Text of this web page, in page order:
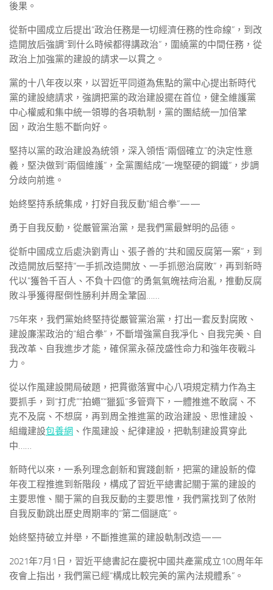
後果。
從新中國成立后提出“政治任務是一切經濟任務的性命線”，到改
造開放后強調“到什么時候都得講政治”，圍繞黨的中間任務，從
政治上加強黨的建設的請求一以貫之。
黨的十八年夜以來，以習近平同道為焦點的黨中心提出新時代
黨的建設總請求，強調把黨的政治建設擺在首位，健全維護黨
中心權威和集中統一領導的各項軌制，黨的團結統一加倍鞏
固，政治生態不斷向好。
堅持以黨的政治建設為統領，深入領悟“兩個確立”的決定性意
義，堅決做到“兩個維護”，全黨團結成“一塊堅硬的鋼鐵”，步調
分歧向前進。
始終堅持系統集成，打好自我反動“組合拳”——
勇于自我反動，從嚴管黨治黨，是我們黨最鮮明的品德。
從新中國成立后處決劉青山、張子善的“共和國反腐第一案”，到
改造開放后堅持“一手抓改造開放、一手抓懲治腐敗”，再到新時
代以“獲咎千百人、不負十四億”的勇氣氣魄祛疴治亂，推動反腐
敗斗爭獲得壓倒性勝利并周全鞏固……
75年來，我們黨始終堅持從嚴管黨治黨，打出一套反對腐敗、
建設廉潔政治的“組合拳”，不斷增強黨自我凈化、自我完美、自
我改革、自我進步才能，確保黨永葆茂盛性命力和強年夜戰斗
力。
從以作風建設開局破題，把貫徹落實中心八項規定精力作為主
要抓手，到“打虎”“拍蠅”“獵狐”多管齊下，一體推進不敢腐、不
克不及腐、不想腐，再到周全推進黨的政治建設、思惟建設、
組織建設包養網 、作風建設、紀律建設，把軌制建設貫穿此
中……
新時代以來，一系列理念創新和實踐創新，把黨的建設新的偉
年夜工程推進到新階段，構成了習近平總書記關于黨的建設的
主要思惟、關于黨的自我反動的主要思惟，我們黨找到了依附
自我反動跳出歷史周期率的“第二個謎底”。
始終堅持破立并舉，不斷推進黨的建設軌制改造——
2021年7月1日，習近平總書記在慶祝中國共產黨成立100周年年
夜會上指出，我們黨已經“構成比較完美的黨內法規體系”。